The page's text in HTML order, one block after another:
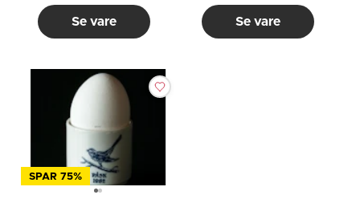
Se vare Se vare
SPAR 75%